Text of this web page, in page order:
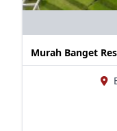
Murah Banget